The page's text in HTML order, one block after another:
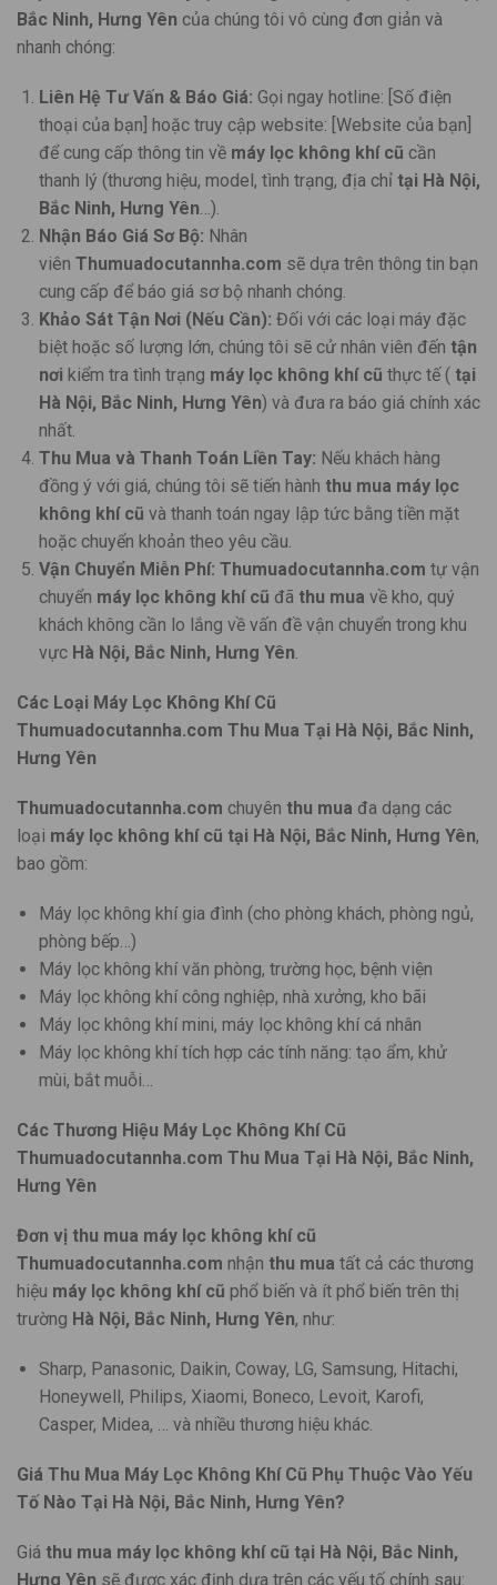
Bắc Ninh, Hưng Yên của chúng tôi vô cùng đơn giản và
nhanh chóng:
Liên Hệ Tư Vấn & Báo Giá: Gọi ngay hotline: [Số điện
thoại của bạn] hoặc truy cập website: [Website của bạn]
để cung cấp thông tin về máy lọc không khí cũ cần
thanh lý (thương hiệu, model, tình trạng, địa chỉ tại Hà Nội,
Bắc Ninh, Hưng Yên…).
Nhận Báo Giá Sơ Bộ: Nhân
viên Thumuadocutannha.com sẽ dựa trên thông tin bạn
cung cấp để báo giá sơ bộ nhanh chóng.
Khảo Sát Tận Nơi (Nếu Cần): Đối với các loại máy đặc
biệt hoặc số lượng lớn, chúng tôi sẽ cử nhân viên đến tận
nơi kiểm tra tình trạng máy lọc không khí cũ thực tế ( tại
Hà Nội, Bắc Ninh, Hưng Yên) và đưa ra báo giá chính xác
nhất.
Thu Mua và Thanh Toán Liền Tay: Nếu khách hàng
đồng ý với giá, chúng tôi sẽ tiến hành thu mua máy lọc
không khí cũ và thanh toán ngay lập tức bằng tiền mặt
hoặc chuyển khoản theo yêu cầu.
Vận Chuyển Miễn Phí: Thumuadocutannha.com tự vận
chuyển máy lọc không khí cũ đã thu mua về kho, quý
khách không cần lo lắng về vấn đề vận chuyển trong khu
vực Hà Nội, Bắc Ninh, Hưng Yên.
Các Loại Máy Lọc Không Khí Cũ
Thumuadocutannha.com Thu Mua Tại Hà Nội, Bắc Ninh,
Hưng Yên
Thumuadocutannha.com chuyên thu mua đa dạng các
loại máy lọc không khí cũ tại Hà Nội, Bắc Ninh, Hưng Yên,
bao gồm:
Máy lọc không khí gia đình (cho phòng khách, phòng ngủ,
phòng bếp…)
Máy lọc không khí văn phòng, trường học, bệnh viện
Máy lọc không khí công nghiệp, nhà xưởng, kho bãi
Máy lọc không khí mini, máy lọc không khí cá nhân
Máy lọc không khí tích hợp các tính năng: tạo ẩm, khử
mùi, bắt muỗi…
Các Thương Hiệu Máy Lọc Không Khí Cũ
Thumuadocutannha.com Thu Mua Tại Hà Nội, Bắc Ninh,
Hưng Yên
Đơn vị thu mua máy lọc không khí cũ
Thumuadocutannha.com nhận thu mua tất cả các thương
hiệu máy lọc không khí cũ phổ biến và ít phổ biến trên thị
trường Hà Nội, Bắc Ninh, Hưng Yên, như:
Sharp, Panasonic, Daikin, Coway, LG, Samsung, Hitachi,
Honeywell, Philips, Xiaomi, Boneco, Levoit, Karofi,
Casper, Midea, … và nhiều thương hiệu khác.
Giá Thu Mua Máy Lọc Không Khí Cũ Phụ Thuộc Vào Yếu
Tố Nào Tại Hà Nội, Bắc Ninh, Hưng Yên?
Giá thu mua máy lọc không khí cũ tại Hà Nội, Bắc Ninh,
Hưng Yên sẽ được xác định dựa trên các yếu tố chính sau: